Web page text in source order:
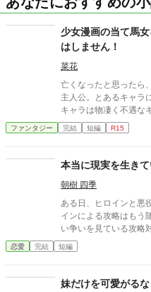
少女漫画の当て馬
はしません！
菜花
亡くなったと思ったら
主人公。とあるキャラ
キャラは物凄く不遇
ています。
ファンタジー 完結 短編 R15
本当に現実を生き
朝樹 四季
ある日、ヒロインと悪
インによる攻略はもう
い争いを見ている攻略
ンの攻略をぶち壊す暗
現実だ。 ※番外編はリクエスト頂いたものです。もしかしたらま
恋愛 完結 短編
妹だけを可愛がる